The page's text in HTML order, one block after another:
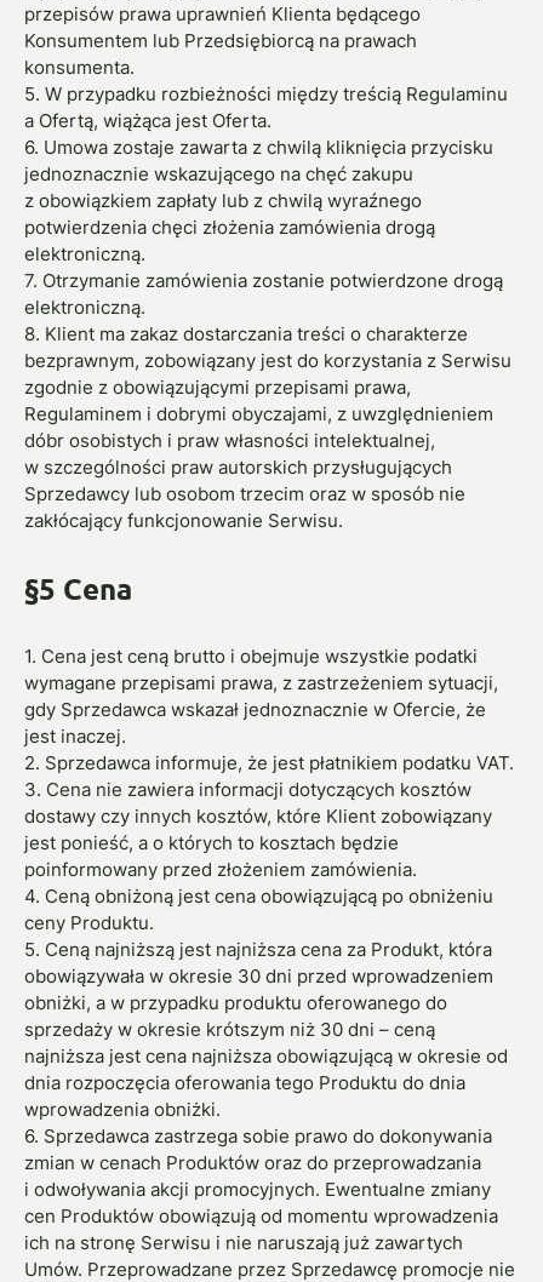
przepisów prawa uprawnień Klienta będącego
Konsumentem lub Przedsiębiorcą na prawach
konsumenta.
5. W przypadku rozbieżności między treścią Regulaminu
a Ofertą, wiążąca jest Oferta.
6. Umowa zostaje zawarta z chwilą kliknięcia przycisku
jednoznacznie wskazującego na chęć zakupu
z obowiązkiem zapłaty lub z chwilą wyraźnego
potwierdzenia chęci złożenia zamówienia drogą
elektroniczną.
7. Otrzymanie zamówienia zostanie potwierdzone drogą
elektroniczną.
8. Klient ma zakaz dostarczania treści o charakterze
bezprawnym, zobowiązany jest do korzystania z Serwisu
zgodnie z obowiązującymi przepisami prawa,
Regulaminem i dobrymi obyczajami, z uwzględnieniem
dóbr osobistych i praw własności intelektualnej,
w szczególności praw autorskich przysługujących
Sprzedawcy lub osobom trzecim oraz w sposób nie
zakłócający funkcjonowanie Serwisu.
§5 Cena
1. Cena jest ceną brutto i obejmuje wszystkie podatki
wymagane przepisami prawa, z zastrzeżeniem sytuacji,
gdy Sprzedawca wskazał jednoznacznie w Ofercie, że
jest inaczej.
2. Sprzedawca informuje, że jest płatnikiem podatku VAT.
3. Cena nie zawiera informacji dotyczących kosztów
dostawy czy innych kosztów, które Klient zobowiązany
jest ponieść, a o których to kosztach będzie
poinformowany przed złożeniem zamówienia.
4. Ceną obniżoną jest cena obowiązującą po obniżeniu
ceny Produktu.
5. Ceną najniższą jest najniższa cena za Produkt, która
obowiązywała w okresie 30 dni przed wprowadzeniem
obniżki, a w przypadku produktu oferowanego do
sprzedaży w okresie krótszym niż 30 dni – ceną
najniższa jest cena najniższa obowiązującą w okresie od
dnia rozpoczęcia oferowania tego Produktu do dnia
wprowadzenia obniżki.
6. Sprzedawca zastrzega sobie prawo do dokonywania
zmian w cenach Produktów oraz do przeprowadzania
i odwoływania akcji promocyjnych. Ewentualne zmiany
cen Produktów obowiązują od momentu wprowadzenia
ich na stronę Serwisu i nie naruszają już zawartych
Umów. Przeprowadzane przez Sprzedawcę promocje nie